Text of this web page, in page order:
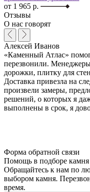
от 1 965 р.
Отзывы
О нас говорят
Алексей Иванов
«Каменный Атлас»
перезвонили.
дорожки, плитку для
Доставка привезла на
произвели замеры,
решений, о которых я
выполнены в срок, я
Форма обратной связи
Помощь в подборе камня
Обращайтесь к нам по
выбором камня.
время.